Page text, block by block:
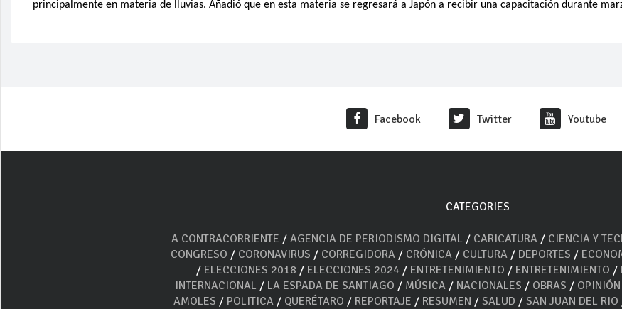
principalmente en materia de lluvias. Añadió que en esta materia se regresará a Japón a recibir una capacitación durante
Facebook Twitter Youtube
CATEGORIES
A CONTRACORRIENTE /AGENCIA DE PERIODISMO DIGITAL / CARICATURA/ CIENCIA Y
CONGRESO / CORONAVIRUS / CORREGIDORA / CRÓNICA/ CULTURA / DEPORTES /
/ ELECCIONES 2018 / ELECCIONES 2024/ ENTRETENIMIENTO / ENTRETENIMIENTO /
INTERNACIONAL / LA ESPADA DE SANTIAGO / MÚSICA / NACIONALES / OBRAS / OPINIÓN
AMOLES / POLITICA/ QUERÉTARO / REPORTAJE / RESUMEN / SALUD / SAN JUAN DEL RIO